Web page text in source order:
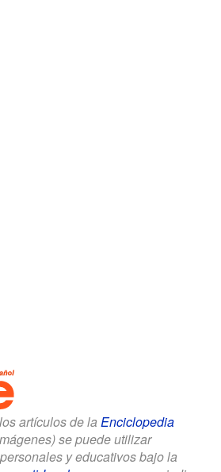
artículos de la Enciclopedia
se puede utilizar
y educativos bajo la